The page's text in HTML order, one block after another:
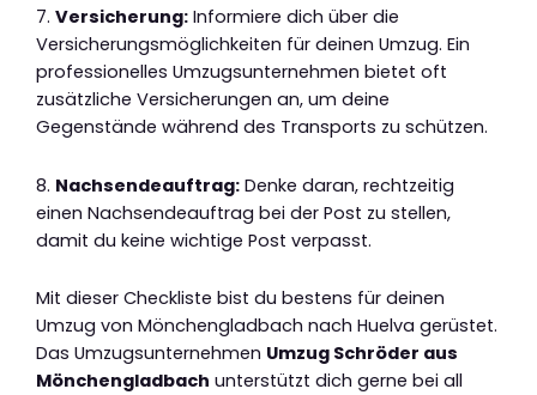
7. Versicherung: Informiere dich über die
Versicherungsmöglichkeiten für deinen Umzug. Ein
professionelles Umzugsunternehmen bietet oft
zusätzliche Versicherungen an, um deine
Gegenstände während des Transports zu schützen.
8. Nachsendeauftrag: Denke daran, rechtzeitig
einen Nachsendeauftrag bei der Post zu stellen,
damit du keine wichtige Post verpasst.
Mit dieser Checkliste bist du bestens für deinen
Umzug von Mönchengladbach nach Huelva gerüstet.
Das Umzugsunternehmen Umzug Schröder aus
Mönchengladbach unterstützt dich gerne bei all